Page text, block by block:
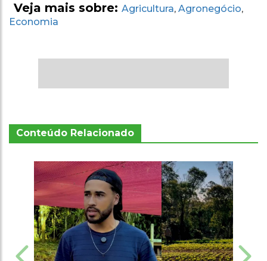
Veja mais sobre: Agricultura, Agronegócio,
Economia
Conteúdo Relacionado